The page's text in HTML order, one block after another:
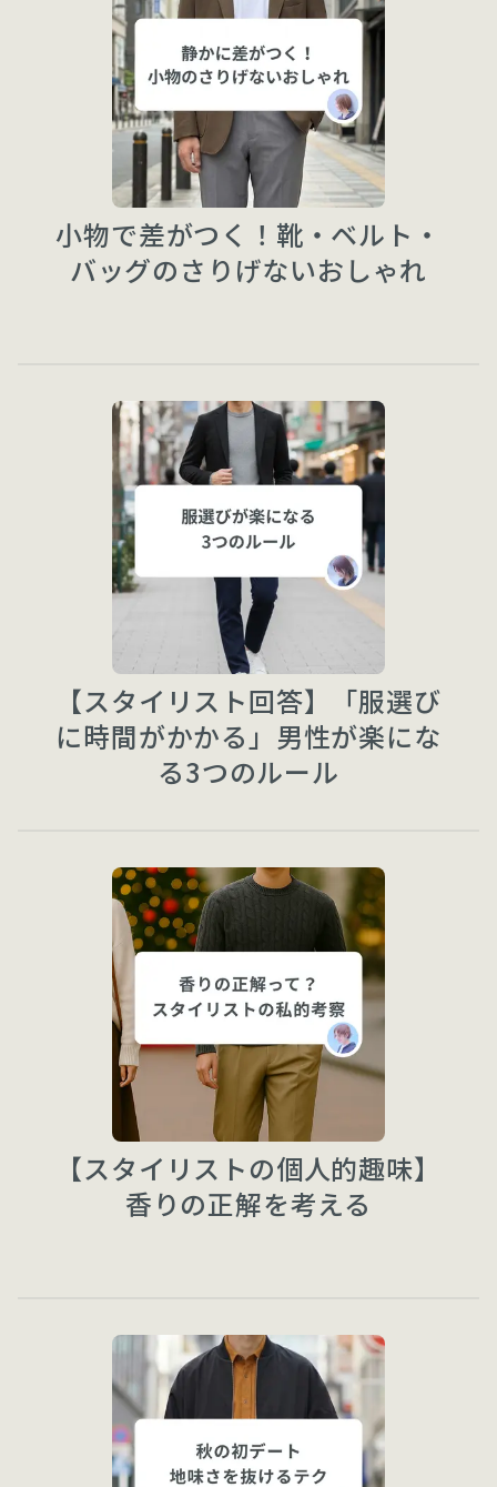
小物で差がつく！靴・ベルト・
バッグのさりげないおしゃれ
【スタイリスト回答】「服選び
に時間がかかる」男性が楽にな
る3つのルール
【スタイリストの個人的趣味】
香りの正解を考える